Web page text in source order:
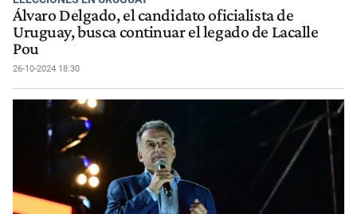
Álvaro Delgado, el candidato oficialista de
Uruguay, busca continuar el legado de Lacalle
Pou
26-10-2024 18:30